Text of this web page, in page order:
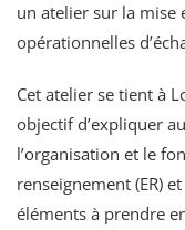
un atelier sur la mise
opérationnelles
Cet atelier se tient à
objectif d’expliquer
l’organisation et le
renseignement (ER)
éléments à prendre